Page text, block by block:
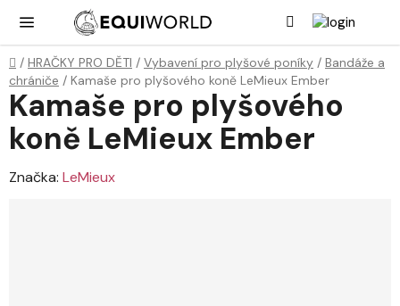
obsah
Domů
/ HRAČKY PRO DĚTI / Vybavení pro plyšové poníky / Bandáže a
chrániče / Kamaše pro plyšového koně LeMieux Ember
Kamaše pro plyšového
koně LeMieux Ember
Značka: LeMieux